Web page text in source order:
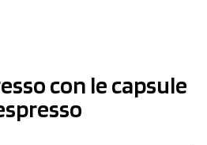
con le capsule